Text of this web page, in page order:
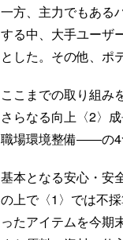
一方、主力でもある
する中、大手ユーザ
とした。その他、ポ
ここまでの取り組み
さらなる向上〈2〉
職場環境整備――の4
基本となる安心・安
の上で〈1〉では不
ったアイテムを今期